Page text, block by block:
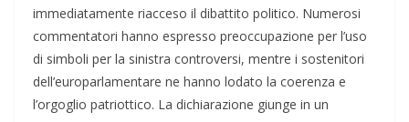
immediatamente riacceso il dibattito politico. Numerosi
commentatori hanno espresso preoccupazione per l’uso
di simboli per la sinistra controversi, mentre i sostenitori
dell’europarlamentare ne hanno lodato la coerenza e
l’orgoglio patriottico. La dichiarazione giunge in un